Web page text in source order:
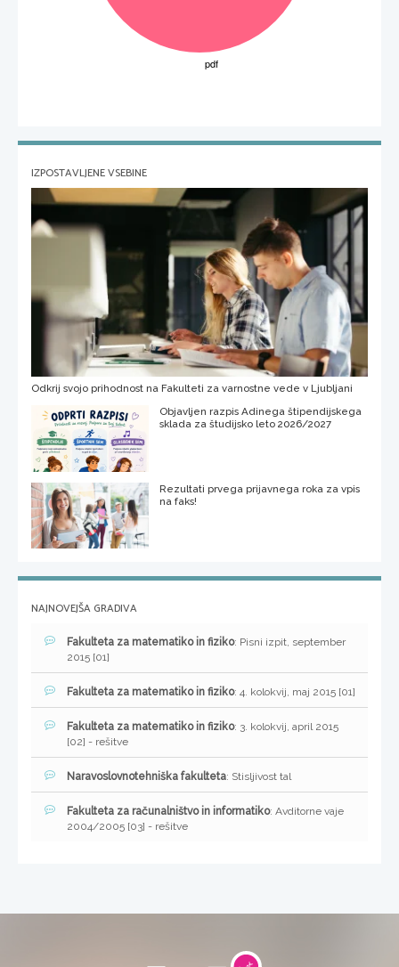
IZPOSTAVLJENE VSEBINE
Odkrij svojo prihodnost na Fakulteti za varnostne vede v Ljubljani
Objavljen razpis Adinega štipendijskega
sklada za študijsko leto 2026/2027
Rezultati prvega prijavnega roka za vpis
na faks!
NAJNOVEJŠA GRADIVA
Fakulteta za matematiko in fiziko: Pisni izpit, september
2015 [01]
Fakulteta za matematiko in fiziko: 4. kolokvij, maj 2015 [01]
Fakulteta za matematiko in fiziko: 3. kolokvij, april 2015
[02] - rešitve
Naravoslovnotehniška fakulteta: Stisljivost tal
Fakulteta za računalništvo in informatiko: Avditorne vaje
2004/2005 [03] - rešitve